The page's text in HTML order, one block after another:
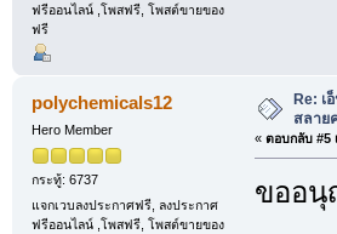
ฟรีออนไลน์ ,โพสฟรี, โพสต์ขายของ
ฟรี
polychemicals12
Hero Member
กระทู้: 6737
แจกเวบลงประกาศฟรี, ลงประกาศ
ฟรีออนไลน์ ,โพสฟรี, โพสต์ขายของ
Re: เ
สลาย
« ตอบกลับ #5
ขออนุ